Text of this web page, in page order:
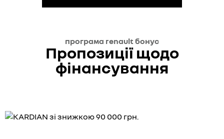
програма renault бонус
Пропозиції щодо
фінансування